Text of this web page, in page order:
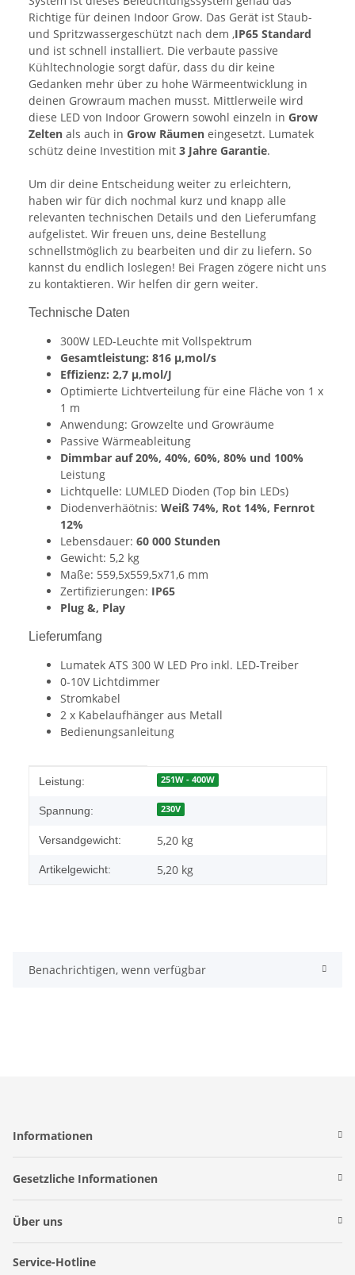
Richtige für deinen Indoor Grow. Das Gerät ist Staub-
und Spritzwassergeschützt nach dem ,IP65 Standard
und ist schnell installiert. Die verbaute passive
Kühltechnologie sorgt dafür, dass du dir keine
Gedanken mehr über zu hohe Wärmeentwicklung in
deinen Growraum machen musst. Mittlerweile wird
diese LED von Indoor Growern sowohl einzeln in Grow
Zelten als auch in Grow Räumen eingesetzt. Lumatek
schütz deine Investition mit 3 Jahre Garantie.
Um dir deine Entscheidung weiter zu erleichtern,
haben wir für dich nochmal kurz und knapp alle
relevanten technischen Details und den Lieferumfang
aufgelistet. Wir freuen uns, deine Bestellung
schnellstmöglich zu bearbeiten und dir zu liefern. So
kannst du endlich loslegen! Bei Fragen zögere nicht uns
zu kontaktieren. Wir helfen dir gern weiter.
Technische Daten
300W LED-Leuchte mit Vollspektrum
Gesamtleistung: 816 µ,mol/s
Effizienz: 2,7 µ,mol/J
Optimierte Lichtverteilung für eine Fläche von 1 x
1 m
Anwendung: Growzelte und Growräume
Passive Wärmeableitung
Dimmbar auf 20%, 40%, 60%, 80% und 100%
Leistung
Lichtquelle: LUMLED Dioden (Top bin LEDs)
Diodenverhäötnis: Weiß 74%, Rot 14%, Fernrot
12%
Lebensdauer: 60 000 Stunden
Gewicht: 5,2 kg
Maße: 559,5x559,5x71,6 mm
Zertifizierungen: IP65
Plug &, Play
Lieferumfang
Lumatek ATS 300 W LED Pro inkl. LED-Treiber
0-10V Lichtdimmer
Stromkabel
2 x Kabelaufhänger aus Metall
Bedienungsanleitung
Produkteigenschaft
Wert
Leistung: 251W - 400W
Spannung: 230V
Versandgewicht: 5,20 kg
Artikelgewicht: 5,20 kg
Benachrichtigen, wenn verfügbar
Informationen
Gesetzliche Informationen
Über uns
Service-Hotline